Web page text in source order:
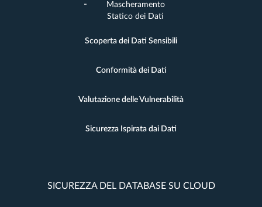
Mascheramento
Statico dei Dati
Scoperta dei Dati Sensibili
Conformità dei Dati
Valutazione delle Vulnerabilità
Sicurezza Ispirata dai Dati
SICUREZZA DEL DATABASE SU CLOUD